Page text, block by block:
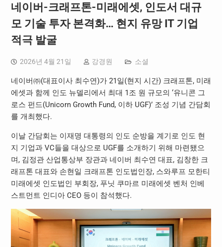
네이버-크래프톤-미래에셋, 인도서 대규
모 기술 투자 본격화… 현지 유망 IT 기업
적극 발굴
2026년 4월 21일 강경원 소셜
네이버㈜(대표이사 최수연)가 21일(현지 시간) 크래프톤, 미래
에셋과 함께 인도 뉴델리에서 최대 1조 원 규모의 ‘유니콘 그
로스 펀드(Unicorn Growth Fund, 이하 UGF)’ 조성 기념 간담회
를 개최했다.
이날 간담회는 이재명 대통령의 인도 순방을 계기로 인도 현
지 기업과 VC들을 대상으로 UGF를 소개하기 위해 마련됐으
며, 김정관 산업통상부 장관과 네이버 최수연 대표, 김창한 크
래프톤 대표와 손현일 크래프톤 인도법인장, 스와루프 모한티
미래에셋 인도법인 부회장, 푸닛 쿠마르 미래에셋 벤처 인베
스트먼트 인디아 CEO 등이 참석했다.